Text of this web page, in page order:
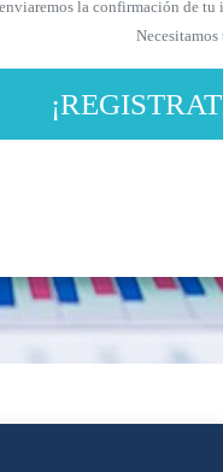
la confirmación de